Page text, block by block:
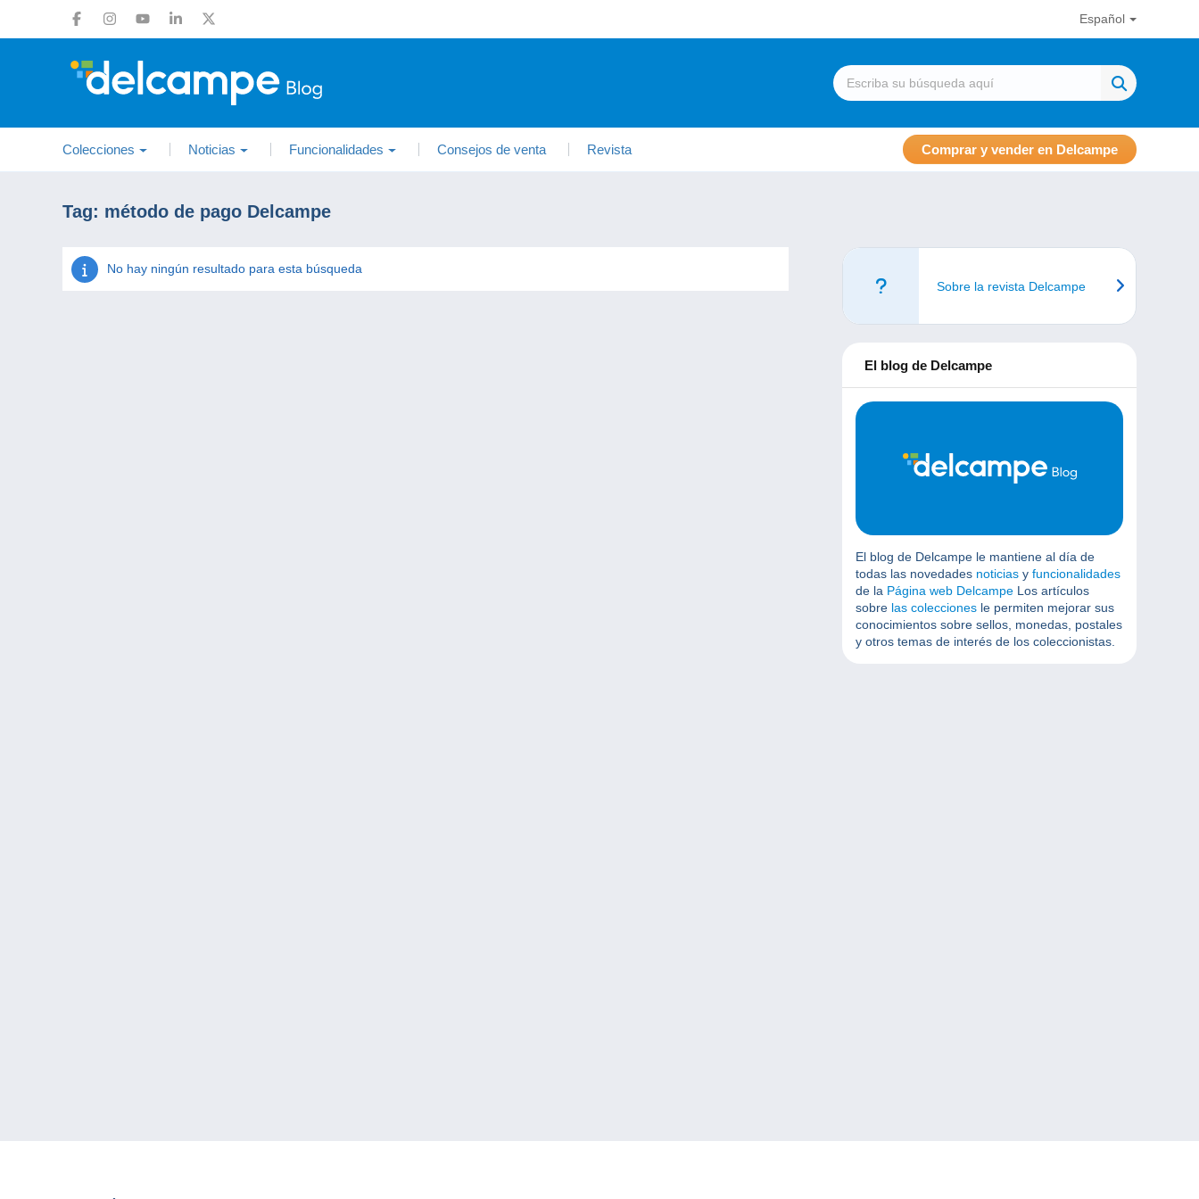
Español
Colecciones Noticias Funcionalidades Consejos de venta Revista Comprar y vender en Delcampe
Tag: método de pago Delcampe
No hay ningún resultado para esta búsqueda
Sobre la revista Delcampe
El blog de Delcampe
El blog de Delcampe le mantiene al día de
todas las novedades noticias y funcionalidades
de la Página web Delcampe Los artículos
sobre las colecciones le permiten mejorar sus
conocimientos sobre sellos, monedas, postales
y otros temas de interés de los coleccionistas.